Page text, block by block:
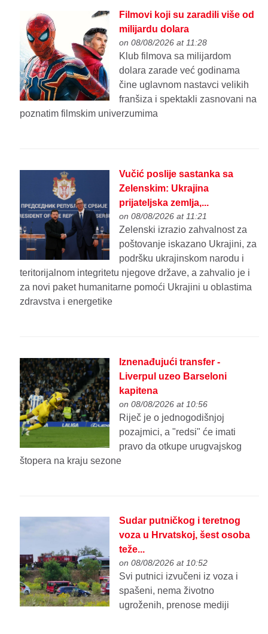
Filmovi koji su zaradili više od
milijardu dolara
on 08/08/2026 at 11:28
Klub filmova sa milijardom
dolara zarade već godinama
čine uglavnom nastavci velikih
franšiza i spektakli zasnovani na
poznatim filmskim univerzumima
Vučić poslije sastanka sa
Zelenskim: Ukrajina
prijateljska zemlja,...
on 08/08/2026 at 11:21
Zelenski izrazio zahvalnost za
poštovanje iskazano Ukrajini, za
podršku ukrajinskom narodu i
teritorijalnom integritetu njegove države, a zahvalio je i
za novi paket humanitarne pomoći Ukrajini u oblastima
zdravstva i energetike
Iznenađujući transfer -
Liverpul uzeo Barseloni
kapitena
on 08/08/2026 at 10:56
Riječ je o jednogodišnjoj
pozajmici, a "redsi" će imati
pravo da otkupe urugvajskog
štopera na kraju sezone
Sudar putničkog i teretnog
voza u Hrvatskoj, šest osoba
teže...
on 08/08/2026 at 10:52
Svi putnici izvučeni iz voza i
spašeni, nema životno
ugroženih, prenose mediji